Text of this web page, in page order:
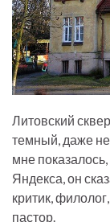
Литовский
темный, даже не
мне
Яндекса, он
критик,
пастор.